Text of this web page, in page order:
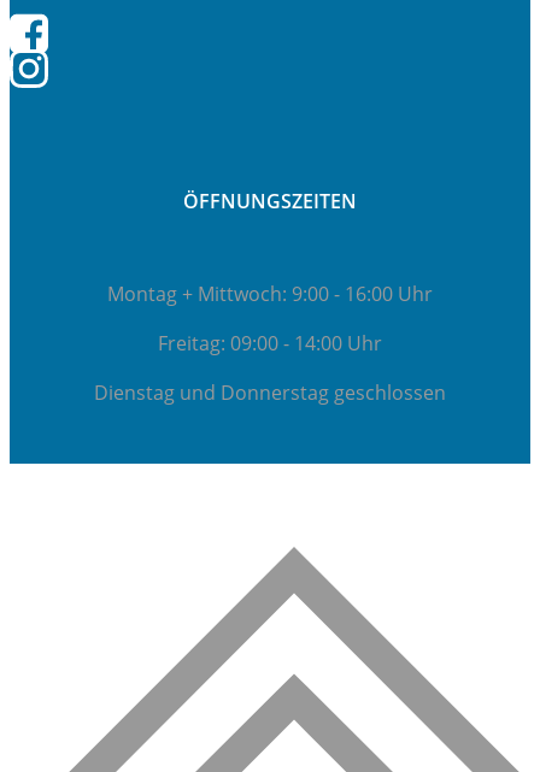
ÖFFNUNGSZEITEN
Montag + Mittwoch: 9:00 - 16:00 Uhr
Freitag: 09:00 - 14:00 Uhr
Dienstag und Donnerstag geschlossen